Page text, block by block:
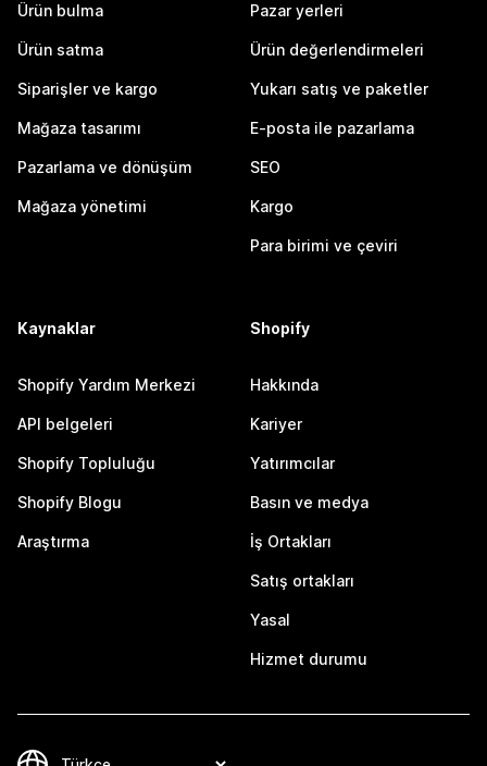
Ürün bulma
Ürün satma
Siparişler ve kargo
Mağaza tasarımı
Pazarlama ve dönüşüm
Mağaza yönetimi
Pazar yerleri
Ürün değerlendirmeleri
Yukarı satış ve paketler
E-posta ile pazarlama
SEO
Kargo
Para birimi ve çeviri
Kaynaklar
Shopify Yardım Merkezi
API belgeleri
Shopify Topluluğu
Shopify Blogu
Araştırma
Shopify
Hakkında
Kariyer
Yatırımcılar
Basın ve medya
İş Ortakları
Satış ortakları
Yasal
Hizmet durumu